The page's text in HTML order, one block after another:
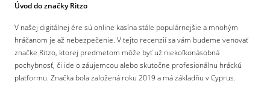
Úvod do značky Ritzo
V našej digitálnej ére sú online kasína stále populárnejšie a mnohým
hráčanom je až nebezpečenie. V tejto recenzií sa vám budeme venovať
značke Ritzo, ktorej predmetom môže byť už niekoľkonásobná
pochybnosť, či ide o záujemcou alebo skutočne profesionálnu hráckú
platformu. Značka bola založená roku 2019 a má základňu v Cyprus.